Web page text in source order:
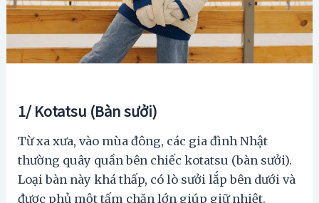
1/ Kotatsu (Bàn sưởi)
Từ xa xưa, vào mùa đông, các gia đình Nhật
thường quây quần bên chiếc kotatsu (bàn sưởi).
Loại bàn này khá thấp, có lò sưởi lắp bên dưới và
được phủ một tấm chăn lớn giúp giữ nhiệt.